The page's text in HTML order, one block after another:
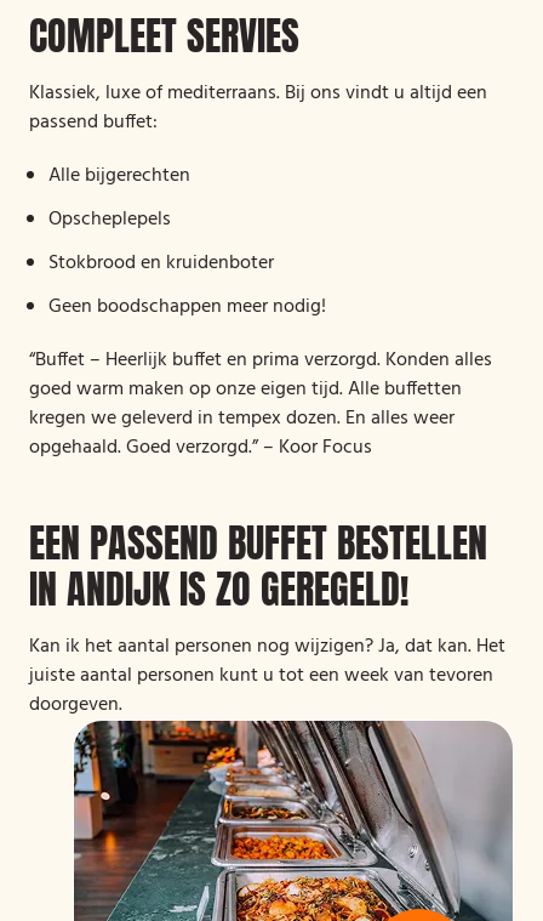
COMPLEET SERVIES
Klassiek, luxe of mediterraans. Bij ons vindt u altijd een
passend buffet:
Alle bijgerechten
Opscheplepels
Stokbrood en kruidenboter
Geen boodschappen meer nodig!
“Buffet – Heerlijk buffet en prima verzorgd. Konden alles
goed warm maken op onze eigen tijd. Alle buffetten
kregen we geleverd in tempex dozen. En alles weer
opgehaald. Goed verzorgd.” – Koor Focus
EEN PASSEND BUFFET BESTELLEN
IN ANDIJK IS ZO GEREGELD!
Kan ik het aantal personen nog wijzigen? Ja, dat kan. Het
juiste aantal personen kunt u tot een week van tevoren
doorgeven.